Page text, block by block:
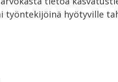
työntekijöinä hyötyville